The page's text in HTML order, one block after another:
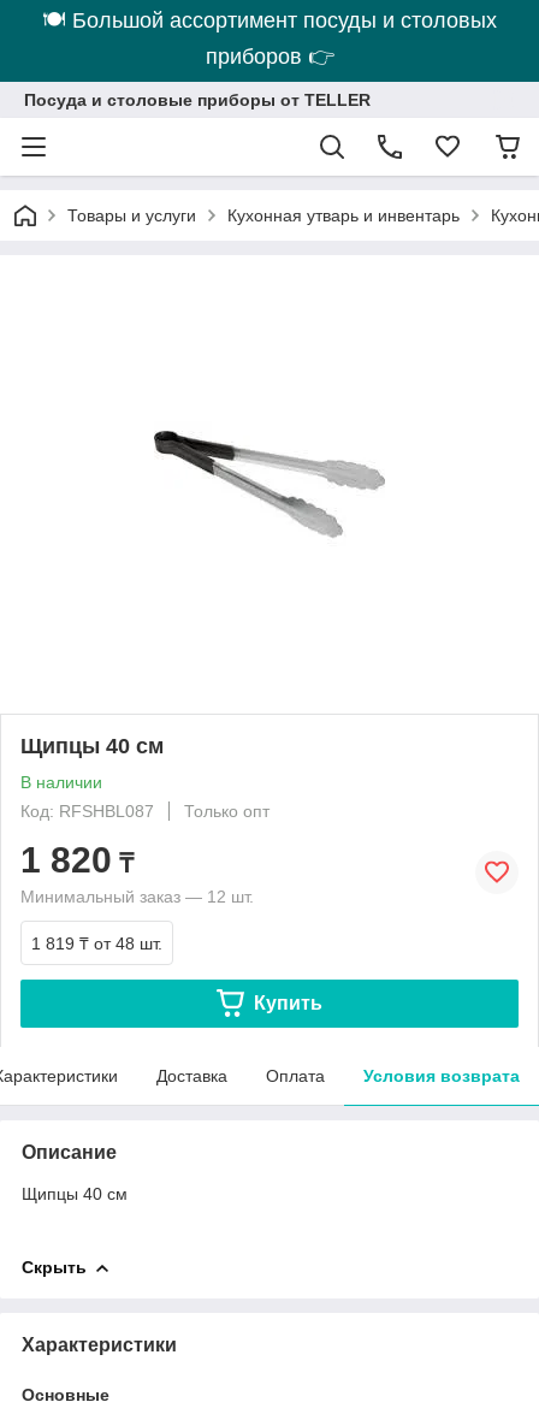
🍽 Большой ассортимент посуды и столовых
приборов 👉
Посуда и столовые приборы от TELLER
Товары и услуги Кухонная утварь и инвентарь
Щипцы 40 см
В наличии
Код: RFSHBL087
Только опт
1 820 ₸
Минимальный заказ — 12 шт.
1 819 ₸ от 48 шт.
Купить
Доставка Оплата Условия возврата
Описание
Щипцы 40 см
Скрыть
Характеристики
Основные